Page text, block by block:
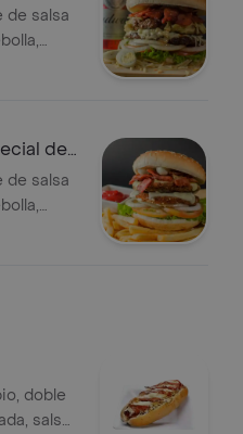
de salsa
de
de salsa
queso
doble
salsa